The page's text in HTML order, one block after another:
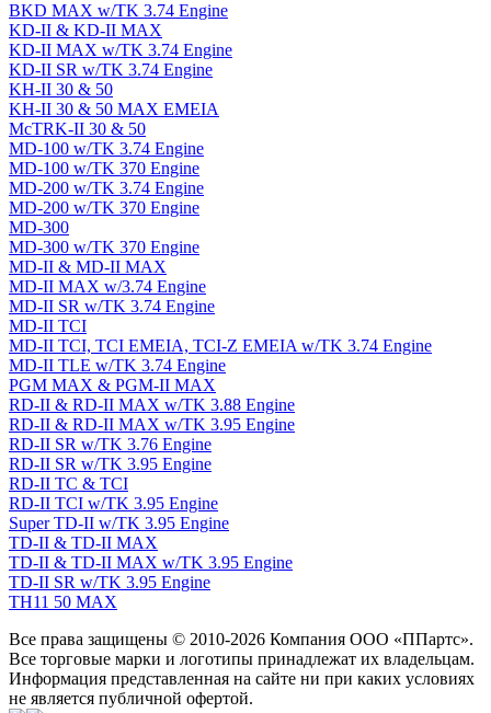
BKD MAX w/TK 3.74 Engine
KD-II & KD-II MAX
KD-II MAX w/TK 3.74 Engine
KD-II SR w/TK 3.74 Engine
KH-II 30 & 50
KH-II 30 & 50 MAX EMEIA
McTRK-II 30 & 50
MD-100 w/TK 3.74 Engine
MD-100 w/TK 370 Engine
MD-200 w/TK 3.74 Engine
MD-200 w/TK 370 Engine
MD-300
MD-300 w/TK 370 Engine
MD-II & MD-II MAX
MD-II MAX w/3.74 Engine
MD-II SR w/TK 3.74 Engine
MD-II TCI
MD-II TCI, TCI EMEIA, TCI-Z EMEIA w/TK 3.74 Engine
MD-II TLE w/TK 3.74 Engine
PGM MAX & PGM-II MAX
RD-II & RD-II MAX w/TK 3.88 Engine
RD-II & RD-II MAX w/TK 3.95 Engine
RD-II SR w/TK 3.76 Engine
RD-II SR w/TK 3.95 Engine
RD-II TC & TCI
RD-II TCI w/TK 3.95 Engine
Super TD-II w/TK 3.95 Engine
TD-II & TD-II MAX
TD-II & TD-II MAX w/TK 3.95 Engine
TD-II SR w/TK 3.95 Engine
TH11 50 MAX
Все права защищены © 2010-2026 Компания ООО «ППартс».
Все торговые марки и логотипы принадлежат их владельцам.
Информация представленная на сайте ни при каких условиях
не является публичной офертой.